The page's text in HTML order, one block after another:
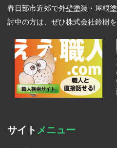
春日部市近郊で外壁塗装・屋根
討中の方は、ぜひ株式会社鈴樹を
サイト メニュー